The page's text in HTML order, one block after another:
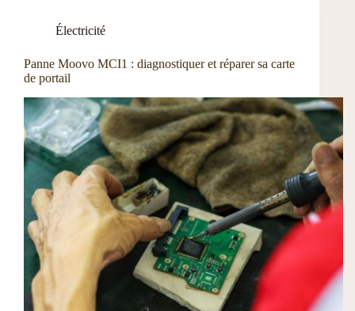
Électricité
Panne Moovo MCI1 : diagnostiquer et réparer sa carte
de portail